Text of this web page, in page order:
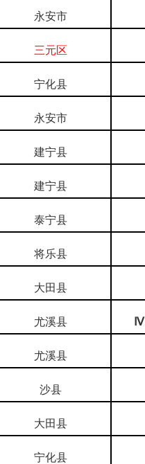
永安市
三元区
宁化县
永安市
建宁县
建宁县
泰宁县
将乐县
大田县
尤溪县 Ⅳ
尤溪县
沙县
大田县
宁化县